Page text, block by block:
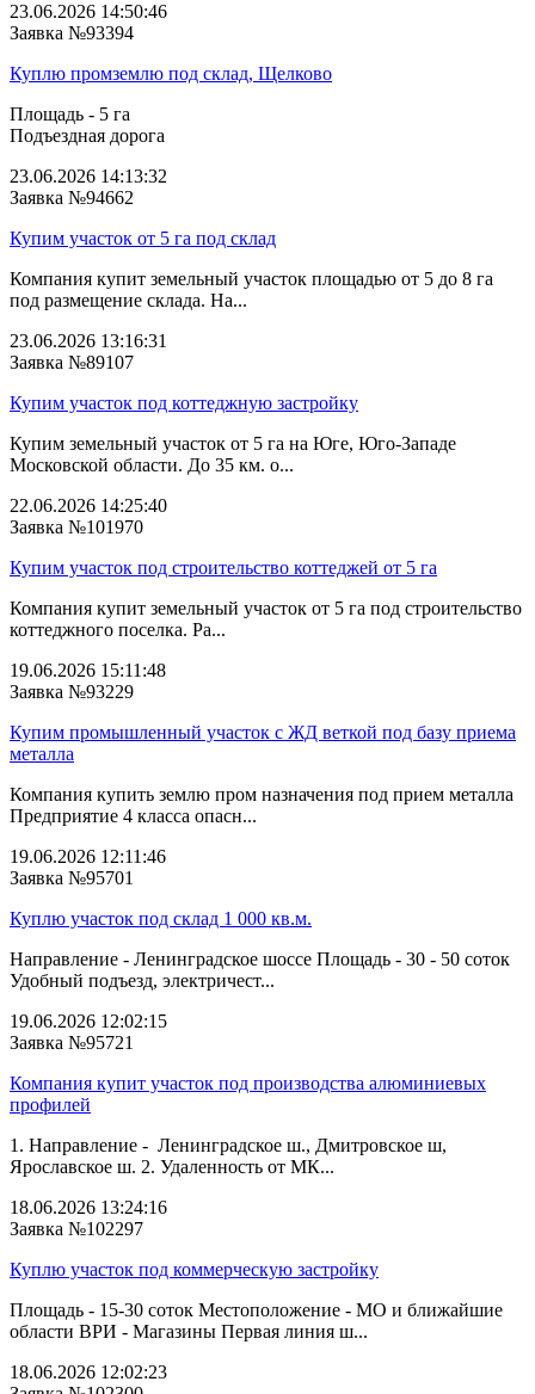
23.06.2026 14:50:46
Заявка №93394
Куплю промземлю под склад, Щелково
Площадь - 5 га
Подъездная дорога
23.06.2026 14:13:32
Заявка №94662
Купим участок от 5 га под склад
Компания купит земельный участок площадью от 5 до 8 га
под размещение склада. На...
23.06.2026 13:16:31
Заявка №89107
Купим участок под коттеджную застройку
Купим земельный участок от 5 га на Юге, Юго-Западе
Московской области. До 35 км. о...
22.06.2026 14:25:40
Заявка №101970
Купим участок под строительство коттеджей от 5 га
Компания купит земельный участок от 5 га под строительство
коттеджного поселка. Ра...
19.06.2026 15:11:48
Заявка №93229
Купим промышленный участок с ЖД веткой под базу приема
металла
Компания купить землю пром назначения под прием металла
Предприятие 4 класса опасн...
19.06.2026 12:11:46
Заявка №95701
Куплю участок под склад 1 000 кв.м.
Направление - Ленинградское шоссе Площадь - 30 - 50 соток
Удобный подъезд, электричест...
19.06.2026 12:02:15
Заявка №95721
Компания купит участок под производства алюминиевых
профилей
1. Направление - Ленинградское ш., Дмитровское ш,
Ярославское ш. 2. Удаленность от МК...
18.06.2026 13:24:16
Заявка №102297
Куплю участок под коммерческую застройку
Площадь - 15-30 соток Местоположение - МО и ближайшие
области ВРИ - Магазины Первая линия ш...
18.06.2026 12:02:23